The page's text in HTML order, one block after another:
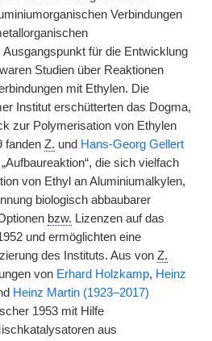
Verbindungen
für die Entwicklung
Studien über Reaktionen
mit Ethylen. Die
Institut erschütterten das Dogma,
zur Polymerisation von Ethylen
fanden Z. und Hans-Georg Gellert
die sich vielfach
von Ethyl an Aluminiumalkylen,
biologisch abbaubarer
bzw. Lizenzen auf das
und ermöglichten eine
des Instituts. Aus von Z.
von Erhard Holzkamp, Heinz
Heinz Martin (1923–2017)
1953 mit Hilfe
aus